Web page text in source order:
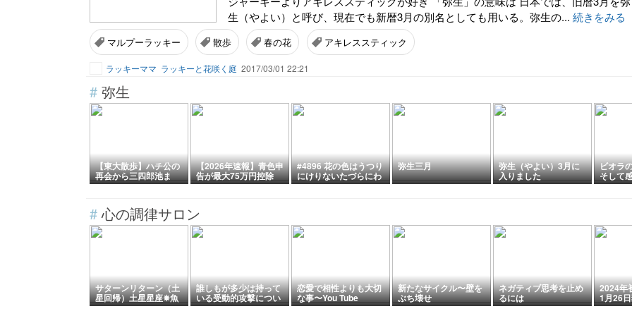
生（やよい）と呼び、現在でも新暦3月の別名としても用いる。弥生の... 続きをみる
マルプーラッキー 散歩 春の花 アキレススティック
ラッキーママ ラッキーと花咲く庭 2017/03/01 22:21
# 弥生
【東大散歩】ハチ公の
再会から三四郎池ま
で。弥生・本郷キャン
日。
【2026年速報】青色申
告が最大75万円控除
へ！「デジタル化」の
#4896 花の色はうつり
にけりないたづらにわ
が身世にふるながめせ
弥生三月 弥生（やよい）3月に
入りました
ビオラ
そして感
# 心の調律サロン
サターンリターン（土
星回帰）土星星座✵魚
座さん必見
誰しもが多少は持って
いる受動的攻撃につい
て
恋愛で相性よりも大切
な事〜You Tube
新たなサイクル〜壁を
ぶち壊せ
ネガティブ思考を止め
るには
2024年
1月26日